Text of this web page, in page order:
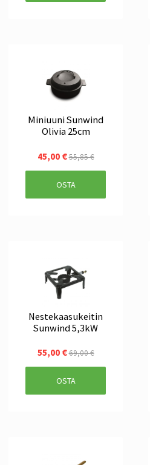
Miniuuni Sunwind
Olivia 25cm
45,00 €55,85 €
OSTA
Nestekaasukeitin
Sunwind 5,3kW
55,00 €69,00 €
OSTA